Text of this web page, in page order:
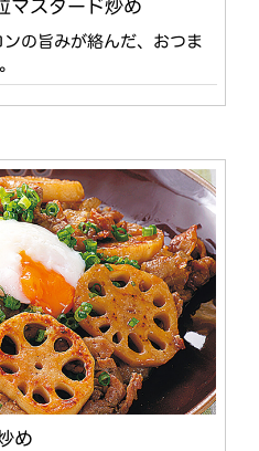
マスタード炒め
の旨みが絡んだ、おつま
め